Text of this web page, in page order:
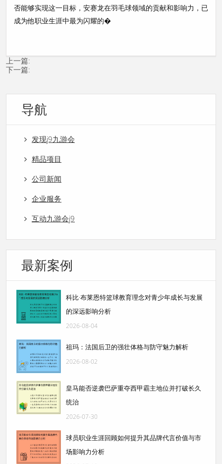
否能够实现这一目标，安赛龙在羽毛球领域的贡献和影响力，已
成为他职业生涯中最为闪耀的�
上一篇:
下一篇:
导航
发现j9九游会
精品项目
公司新闻
企业服务
互动九游会j9
最新案例
科比·布莱恩特篮球教育理念对青少年成长与发展
的深远影响分析
2026-08-04
祖玛：法国后卫的强壮体格与防守魅力解析
2026-08-02
皇马能否逆袭巴萨重夺西甲霸主地位并打破长久
统治
2026-07-30
球员职业生涯回顾如何提升其品牌代言价值与市
场影响力分析